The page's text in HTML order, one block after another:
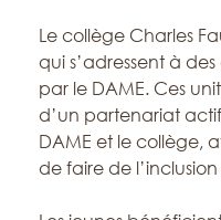
Le collège Charles
qui s’adressent à
par le DAME. Ces
d’un partenariat
DAME et le collège,
de faire de